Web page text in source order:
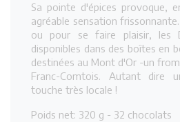
Sa pointe d'épices provoque,
agréable sensation
ou pour se faire plaisir, les
disponibles dans des boîtes en
destinées au Mont d'Or -un
Franc-Comtois. Autant dire
touche très locale !
Poids net: 320 g - 32 chocolats